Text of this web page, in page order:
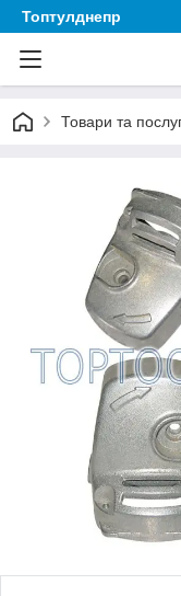
Топтулднепр
Товари та